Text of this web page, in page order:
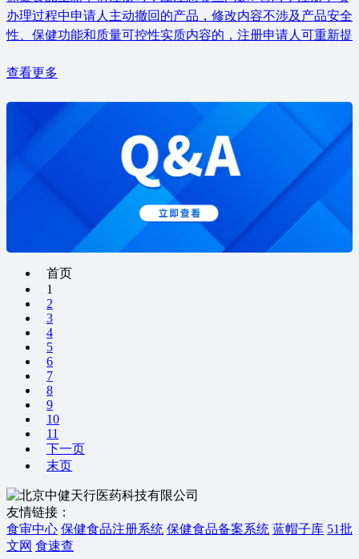
办理过程中申请人主动撤回的产品，修改内容不涉及产品安全
性、保健功能和质量可控性实质内容的，注册申请人可重新提
查看更多
首页
1
2
3
4
5
6
7
8
9
10
11
下一页
末页
友情链接：
食审中心 保健食品注册系统 保健食品备案系统 蓝帽子库 51批
文网 食速查